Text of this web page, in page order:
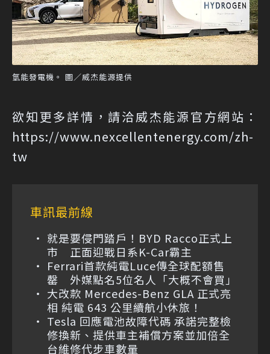
氫能發電機。 圖／威杰能源提供
欲知更多詳情，請洽威杰能源官方網站：
https://www.nexcellentenergy.com/zh-
tw
車訊最前線
就是要侵門踏戶！BYD Racco正式上
市 正面迎戰日系K-Car霸主
Ferrari首款純電Luce傳全球配額售
罄 外媒點名5位名人「大概不會買」
大改款 Mercedes-Benz GLA 正式亮
相 純電 643 公里續航小休旅！
Tesla 回應電池故障代碼 承諾完整檢
修換新、提供車主補償方案並加倍全
台維修代步車數量